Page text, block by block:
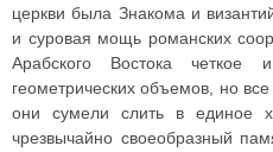
церкви была Знакома и
и суровая мощь романских
Арабского Востока четкое
геометрических объемов, но
они сумели слить в единое
чрезвычайно своеобразный